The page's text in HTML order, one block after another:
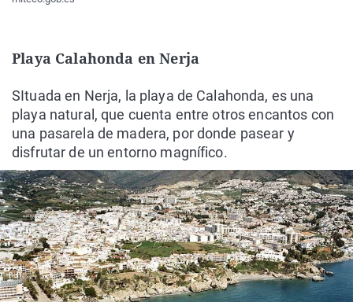
Playa Calahonda en Nerja
SItuada en Nerja, la playa de Calahonda, es una
playa natural, que cuenta entre otros encantos con
una pasarela de madera, por donde pasear y
disfrutar de un entorno magnífico.